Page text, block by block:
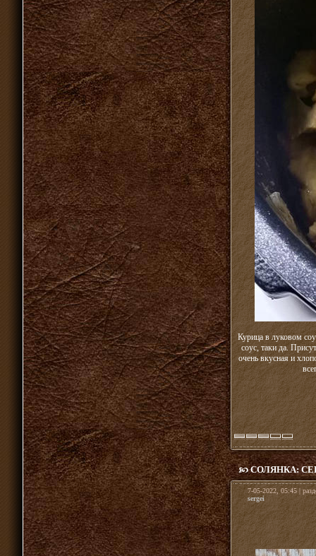
Курица в луковом
соус, таки да.
очень вкусная и
СОЛЯНКА:
7-05-2022, 05:45 |
sergei